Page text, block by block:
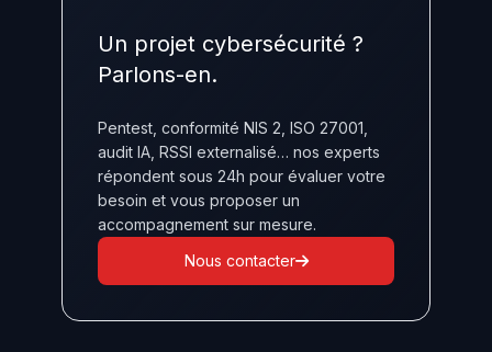
Un projet cybersécurité ?
Parlons-en.
Pentest, conformité NIS 2, ISO 27001,
audit IA, RSSI externalisé… nos experts
répondent sous 24h pour évaluer votre
besoin et vous proposer un
accompagnement sur mesure.
Nous contacter